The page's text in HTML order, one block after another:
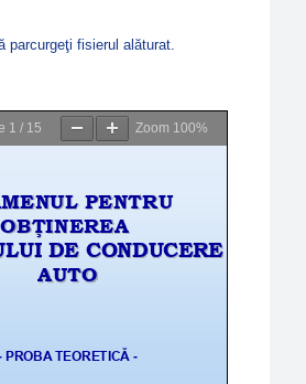
parcurgeţi fisierul alăturat.
1 / 15 Zoom 100%